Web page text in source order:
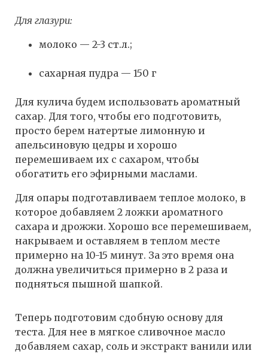
Для глазури:
молоко — 2-3 ст.л.;
сахарная пудра — 150 г
Для кулича будем использовать ароматный
сахар. Для того, чтобы его подготовить,
просто берем натертые лимонную и
апельсиновую цедры и хорошо
перемешиваем их с сахаром, чтобы
обогатить его эфирными маслами.
Для опары подготавливаем теплое молоко, в
которое добавляем 2 ложки ароматного
сахара и дрожжи. Хорошо все перемешиваем,
накрываем и оставляем в теплом месте
примерно на 10-15 минут. За это время она
должна увеличиться примерно в 2 раза и
подняться пышной шапкой.
Теперь подготовим сдобную основу для
теста. Для нее в мягкое сливочное масло
добавляем сахар, соль и экстракт ванили или